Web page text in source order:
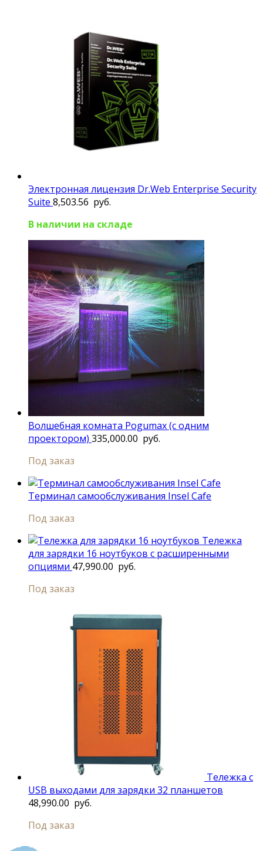
Электронная лицензия Dr.Web Enterprise Security
Suite 8,503.56 руб.
В наличии на складе
Волшебная комната Pogumax (с одним
проектором) 335,000.00 руб.
Под заказ
Терминал самообслуживания Insel Cafe
Под заказ
Тележка
для зарядки 16 ноутбуков с расширенными
опциями 47,990.00 руб.
Под заказ
Тележка с
USB выходами для зарядки 32 планшетов
48,990.00 руб.
Под заказ